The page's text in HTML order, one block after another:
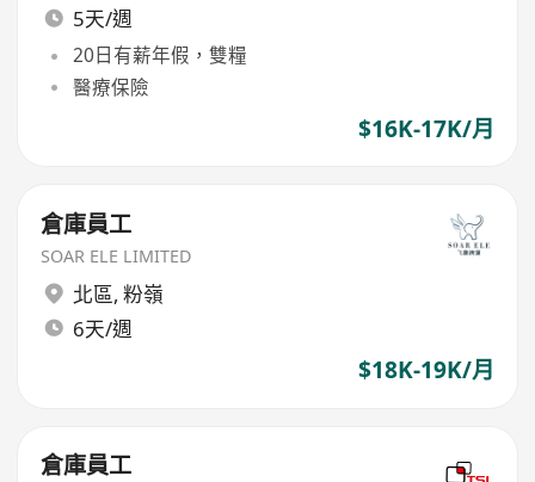
5天/週
20日有薪年假，雙糧
醫療保險
$16K-17K/月
倉庫員工
SOAR ELE LIMITED
北區, 粉嶺
6天/週
$18K-19K/月
倉庫員工